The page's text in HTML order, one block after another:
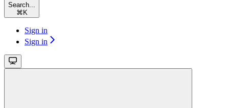
Search...
⌘ K
Sign in
Sign in